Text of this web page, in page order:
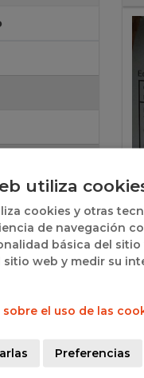
utiliza
cookies y otras
de navegación
básica del
sitio web y medir su
el uso de las
Preferencias